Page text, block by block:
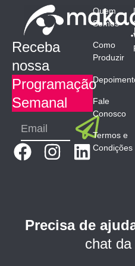
Receba
nossa
Programação
Semanal
F
b
I
a
L
e
d
Quem
Somos
Como
Produzir
Fale
Conosco
Termos e
Condições
Precisa de
chat da